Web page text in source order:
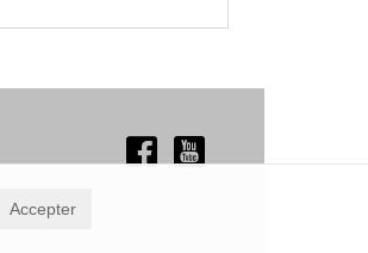
Accepter